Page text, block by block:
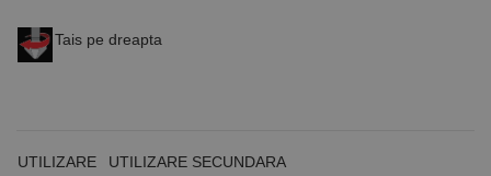
Tais pe dreapta
UTILIZARE
UTILIZARE SECUNDARA